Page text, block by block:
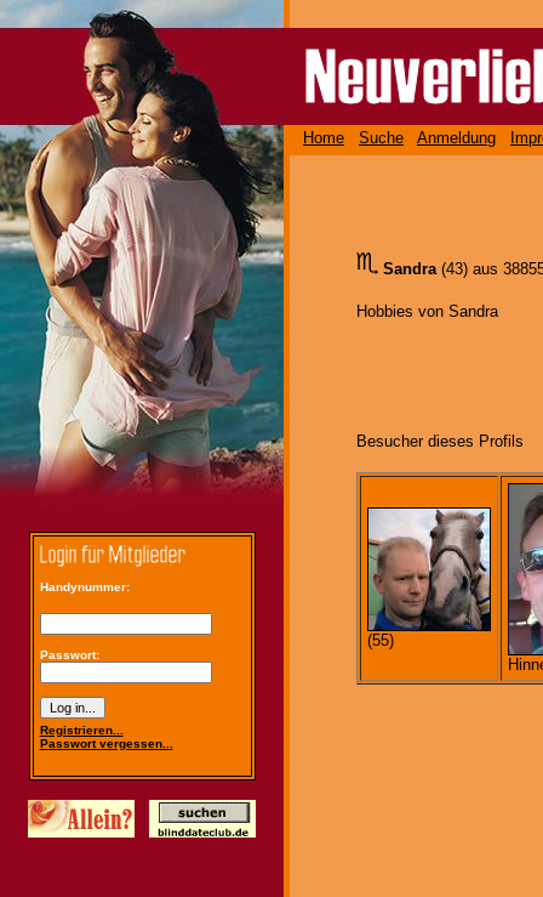
Handynummer:
Passwort:
Registrieren...
Passwort vergessen...
Home Suche Anmeldung
Sandra (43) aus
Hobbies von Sandra
Besucher dieses Profils
(55)